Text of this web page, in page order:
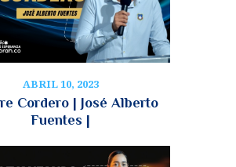
ABRIL 10, 2023
Cordero | José Alberto
Fuentes |